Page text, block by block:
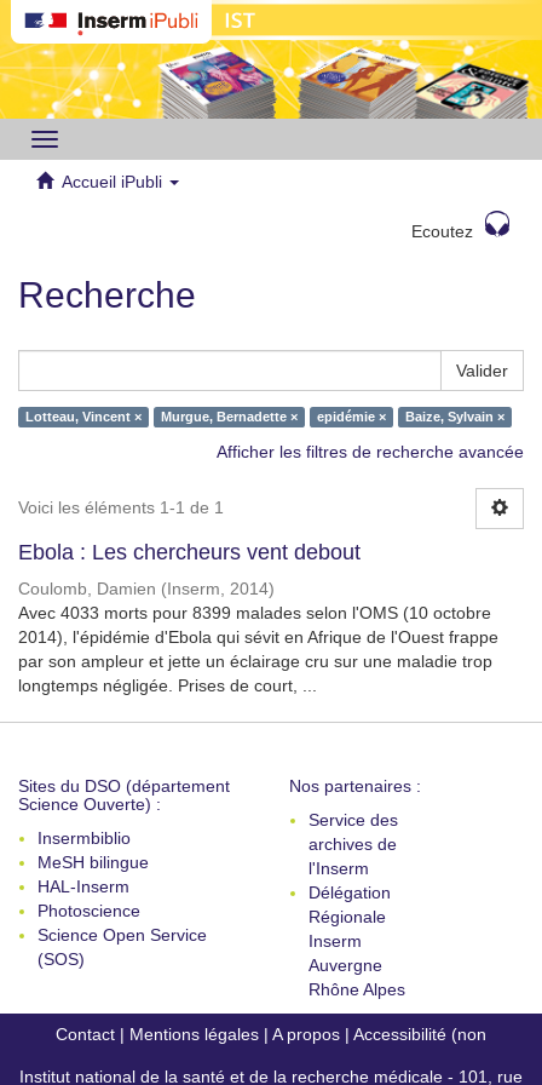
Toggle
navigation
Accueil iPubli
Ecoutez
Recherche
Valider
Lotteau, Vincent × Murgue, Bernadette × epidémie × Baize, Sylvain ×
Afficher les filtres de recherche avancée
Voici les éléments 1-1 de 1
Ebola : Les chercheurs vent debout
Coulomb, Damien ( Inserm, 2014)
Avec 4033 morts pour 8399 malades selon l'OMS (10 octobre
2014), l'épidémie d'Ebola qui sévit en Afrique de l'Ouest frappe
par son ampleur et jette un éclairage cru sur une maladie trop
longtemps négligée. Prises de court, ...
Sites du DSO (département
Science Ouverte) :
Insermbiblio
MeSH bilingue
HAL-Inserm
Photoscience
Science Open Service
(SOS)
Nos partenaires :
Service des
archives de
l'Inserm
Délégation
Régionale
Inserm
Auvergne
Rhône Alpes
Contact | Mentions légales | A propos | Accessibilité (non
conforme)
Institut national de la santé et de la recherche médicale - 101, rue